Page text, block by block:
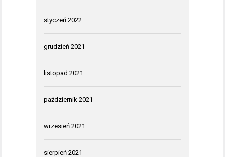
styczeń 2022
grudzień 2021
listopad 2021
październik 2021
wrzesień 2021
sierpień 2021